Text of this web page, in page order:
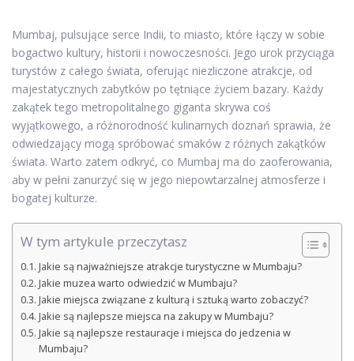
Mumbaj, pulsujące serce Indii, to miasto, które łączy w sobie
bogactwo kultury, historii i nowoczesności. Jego urok przyciąga
turystów z całego świata, oferując niezliczone atrakcje, od
majestatycznych zabytków po tętniące życiem bazary. Każdy
zakątek tego metropolitalnego giganta skrywa coś
wyjątkowego, a różnorodność kulinarnych doznań sprawia, że
odwiedzający mogą spróbować smaków z różnych zakątków
świata. Warto zatem odkryć, co Mumbaj ma do zaoferowania,
aby w pełni zanurzyć się w jego niepowtarzalnej atmosferze i
bogatej kulturze.
W tym artykule przeczytasz
Jakie są najważniejsze atrakcje turystyczne w Mumbaju?
Jakie muzea warto odwiedzić w Mumbaju?
Jakie miejsca związane z kulturą i sztuką warto zobaczyć?
Jakie są najlepsze miejsca na zakupy w Mumbaju?
Jakie są najlepsze restauracje i miejsca do jedzenia w
Mumbaju?